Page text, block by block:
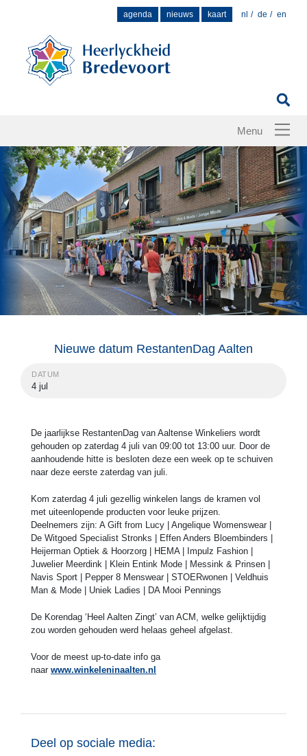
agenda nieuws kaart nl de en
Nieuwe datum RestantenDag Aalten
DATUM
4 jul
De jaarlijkse RestantenDag van Aaltense Winkeliers wordt
gehouden op zaterdag 4 juli van 09:00 tot 13:00 uur. Door de
aanhoudende hitte is besloten deze een week op te schuiven
naar deze eerste zaterdag van juli.
Kom zaterdag 4 juli gezellig winkelen langs de kramen vol
met uiteenlopende producten voor leuke prijzen.
Deelnemers zijn: A Gift from Lucy | Angelique Womenswear |
De Witgoed Specialist Stronks | Effen Anders Bloembinders |
Heijerman Optiek & Hoorzorg | HEMA | Impulz Fashion |
Juwelier Meerdink | Klein Entink Mode | Messink & Prinsen |
Navis Sport | Pepper 8 Menswear | STOERwonen | Veldhuis
Man & Mode | Uniek Ladies | DA Mooi Pennings
De Korendag ‘Heel Aalten Zingt’ van ACM, welke gelijktijdig
zou worden gehouden werd helaas geheel afgelast.
Voor de meest up-to-date info ga
naar www.winkeleninaalten.nl
Deel op sociale media: